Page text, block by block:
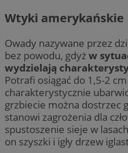
Wtyki amerykańskie
Owady nazywane przez
bez powodu, gdyżw
wydzielają
Potrafi osiągać do 1,5-2
charakterystycznie
grzbiecie można dostrzec
stanowi zagrożenia dla
spustoszenie sieje w
on szyszki i igły drzew